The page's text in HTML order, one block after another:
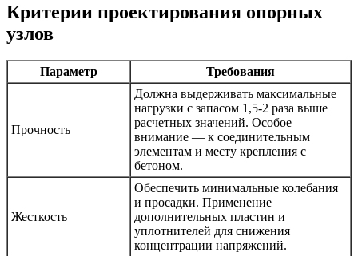
Критерии проектирования опорных
узлов
Параметр Требования
Прочность
Должна выдерживать максимальные
нагрузки с запасом 1,5-2 раза выше
расчетных значений. Особое
внимание — к соединительным
элементам и месту крепления с
бетоном.
Жесткость
Обеспечить минимальные колебания
и просадки. Применение
дополнительных пластин и
уплотнителей для снижения
концентрации напряжений.